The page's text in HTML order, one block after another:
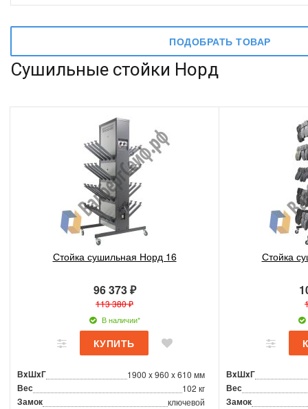
ПОДОБРАТЬ ТОВАР
Сушильные стойки Норд
Стойка сушильная Норд 16
96 373 ₽
113 380 ₽
В наличии*
ВxШxГ 1900 x 960 x 610 мм
Вес 102 кг
Замок ключевой
Стойка
ВxШxГ
Вес
Замок